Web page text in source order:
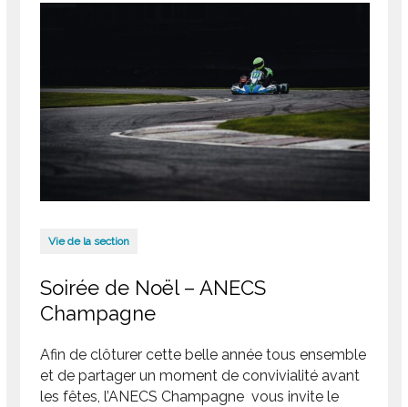
Vie de la section
Soirée de Noël – ANECS
Champagne
Afin de clôturer cette belle année tous ensemble
et de partager un moment de convivialité avant
les fêtes, l’ANECS Champagne vous invite le